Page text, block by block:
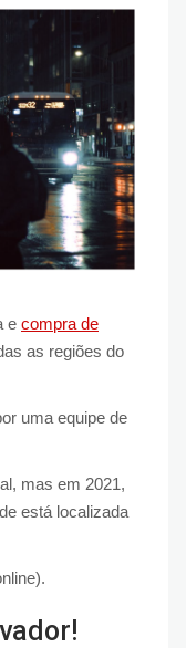
e compra de
as regiões do
uma equipe de
mas em 2021,
está localizada